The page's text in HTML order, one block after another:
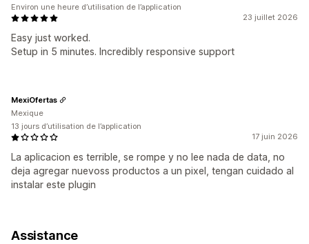
23 juillet 2026
Easy just worked.
Setup in 5 minutes. Incredibly responsive support
Environ une heure d’utilisation de l’application
17 juin 2026
La aplicacion es terrible, se rompe y no lee nada de data, no
deja agregar nuevoss productos a un pixel, tengan cuidado al
instalar este plugin
MexiOfertas
Mexique
13 jours d’utilisation de l’application
Assistance